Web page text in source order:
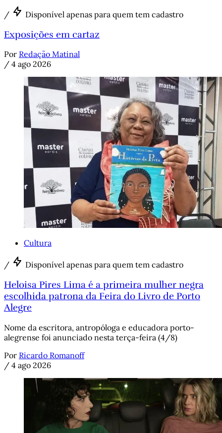
/ Disponível apenas para quem tem cadastro
Exposições em cartaz
Por Redação Matinal
/ 4 ago 2026
Cultura
/ Disponível apenas para quem tem cadastro
Heloisa Pires Lima é a primeira mulher negra
escolhida patrona da Feira do Livro de Porto
Alegre
Nome da escritora, antropóloga e educadora porto-
alegrense foi anunciado nesta terça-feira (4/8)
Por Ricardo Romanoff
/ 4 ago 2026